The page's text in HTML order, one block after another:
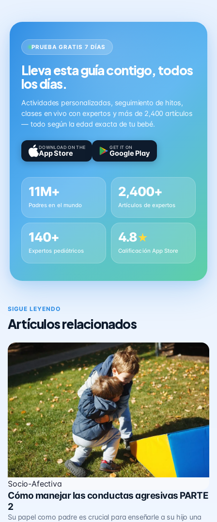
PRUEBA GRATIS 7 DÍAS
Lleva esta guía contigo, todos
los días.
Actividades personalizadas, seguimiento de hitos,
clases en vivo con expertos y más de 2,400 artículos
— todo según la edad exacta de tu bebé.
DOWNLOAD ON THE
App Store
GET IT ON
Google Play
11M+
Padres en el mundo
2,400+
Artículos de expertos
140+
Expertos pediátricos
4.8★
Calificación App Store
SIGUE LEYENDO
Artículos relacionados
Socio-Afectiva
Cómo manejar las conductas agresivas PARTE
2
Su papel como padre es crucial para enseñarle a su hijo una